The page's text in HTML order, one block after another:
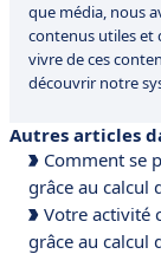
que média, nous
contenus utiles et
vivre de ces
découvrir notre
Autres articles
Comment se
grâce au calcul
Votre activité
grâce au calcul